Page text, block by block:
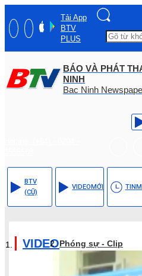
Tải App
BTV
PLUS
BÁO VÀ PHÁT
NINH
Bac Ninh
BTV
(CŨ)
VIDEOMỚI TIN
VIDEOPhóng sự - Clip